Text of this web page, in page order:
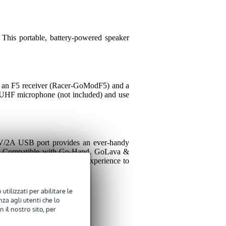
utilizzati per abilitare le
agli utenti che lo
il nostro sito, per
portable, battery-powered speaker
F5 receiver (Racer-GoModF5) and a
microphone (not included) and use
2A USB port provides an ever-handy
Compatible with Go-Hand, GoLava &
and listening experience to